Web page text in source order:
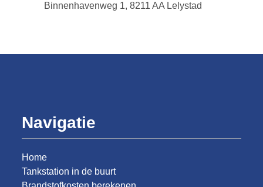
Binnenhavenweg 1, 8211 AA Lelystad
Navigatie
Home
Tankstation in de buurt